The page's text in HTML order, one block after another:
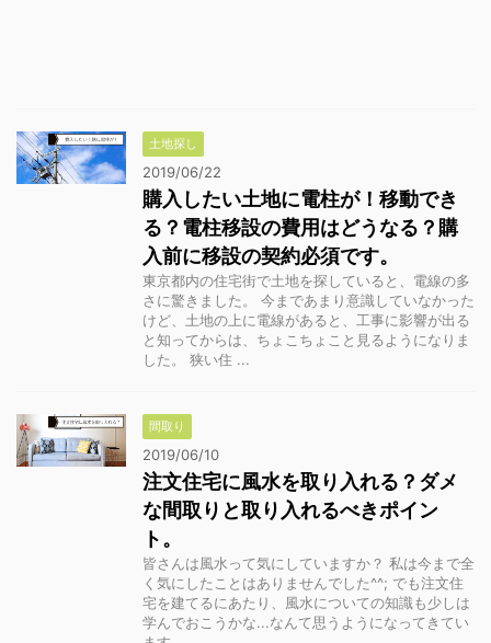
土地探し
2019/06/22
購入したい土地に電柱が！移動でき
る？電柱移設の費用はどうなる？購
入前に移設の契約必須です。
東京都内の住宅街で土地を探していると、電線の多
さに驚きました。 今まであまり意識していなかった
けど、土地の上に電線があると、工事に影響が出る
と知ってからは、ちょこちょこと見るようになりま
した。 狭い住 ...
間取り
2019/06/10
注文住宅に風水を取り入れる？ダメ
な間取りと取り入れるべきポイン
ト。
皆さんは風水って気にしていますか？ 私は今まで全
く気にしたことはありませんでした^^; でも注文住
宅を建てるにあたり、風水についての知識も少しは
学んでおこうかな...なんて思うようになってきてい